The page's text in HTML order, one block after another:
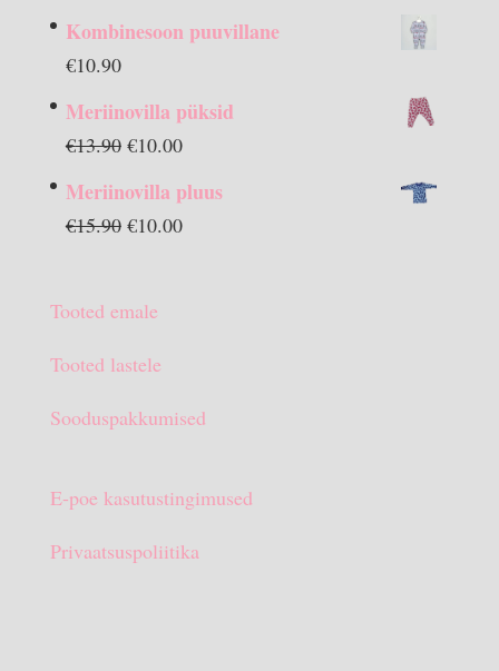
Kombinesoon puuvillane
€10.90
Meriinovilla püksid
€13.90 Algne
€10.00Praegune
on:
Meriinovilla pluus
€15.90 Algne
€15.90.
€10.00Praegune
Tooted emale
Tooted lastele
Sooduspakkumised
E-poe kasutustingimused
Privaatsuspoliitika